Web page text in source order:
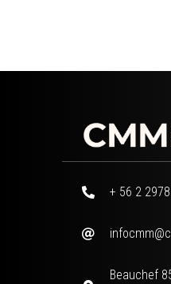
+ 56 2
Beauchef